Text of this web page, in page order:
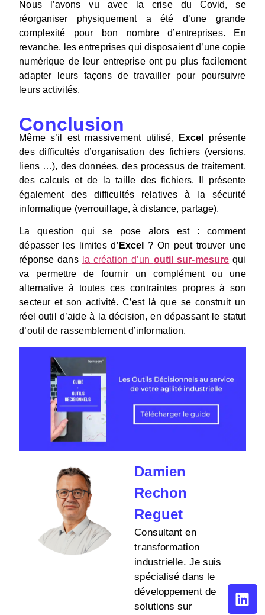
Nous l’avons vu avec la crise du Covid, se
réorganiser physiquement a été d’une grande
complexité pour bon nombre d’entreprises. En
revanche, les entreprises qui disposaient d’une copie
numérique de leur entreprise ont pu plus facilement
adapter leurs façons de travailler pour poursuivre
leurs activités.
Conclusion
Même s’il est massivement utilisé, Excel
présente
des difficultés d’organisation des fichiers (versions,
liens …), des données, des processus de traitement,
des calculs et de la taille des fichiers. Il présente
également des difficultés relatives à la sécurité
informatique (verrouillage, à distance, partage).
La question qui se pose alors est : comment
dépasser les limites d’ Excel
? On peut trouver une
réponse dans la création d’un outil sur-mesure qui
va permettre de fournir un complément ou une
alternative à toutes ces contraintes propres à son
secteur et son activité. C’est là que se construit un
réel outil d’aide à la décision, en dépassant le statut
d’outil de rassemblement d’information.
Damien
Rechon
Reguet
Consultant en
transformation
industrielle. Je suis
spécialisé dans le
développement de
solutions sur